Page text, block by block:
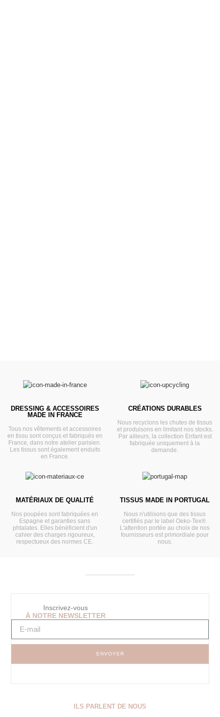
DRESSING & ACCESSOIRES
MADE IN FRANCE
Tous nos vêtements et accessoires
en tissu sont conçus et fabriqués en
France, dans notre atelier parisien.
Les tissus sont également enduits
en France.
CRÉATIONS DURABLES
Nous recyclons les chutes de tissus
et produisons en limitant nos stocks.
Par ailleurs, la collection Enfant est
fabriquée uniquement à la
demande.
MATÉRIAUX DE QUALITÉ
Nos poupées sont fabriquées en
Espagne et garanties sans
phtalates. Elles bénéficient d'un
cahier des charges rigoureux,
respectueux des normes CE.
TISSUS MADE IN PORTUGAL
Nous n'utilisons que des tissus
certifiés par le label Oeko-Tex®.
L'attention portée au choix de nos
fournisseurs est primordiale pour
nous.
Inscrivez-vous
À NOTRE NEWSLETTER
ENVOYER
ILS PARLENT DE NOUS